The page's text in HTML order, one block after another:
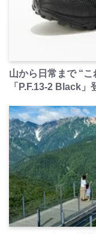
山から日常まで “
「P.F.13-2 Black」